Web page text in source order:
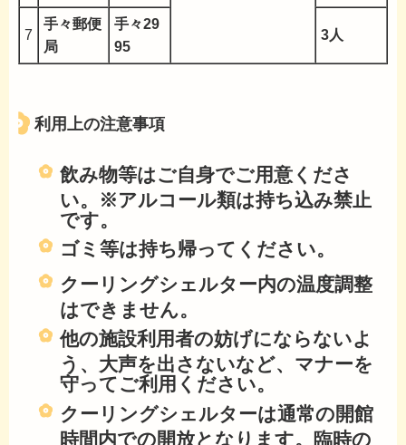
7
手々郵便
局
手々29
95
3人
利用上の注意事項
飲み物等はご自身でご用意くださ
い。※アルコール類は持ち込み禁止
です。
ゴミ等は持ち帰ってください。
クーリングシェルター内の温度調整
はできません。
他の施設利用者の妨げにならないよ
う、大声を出さないなど、マナーを
守ってご利用ください。
クーリングシェルターは通常の開館
時間内での開放となります。臨時の